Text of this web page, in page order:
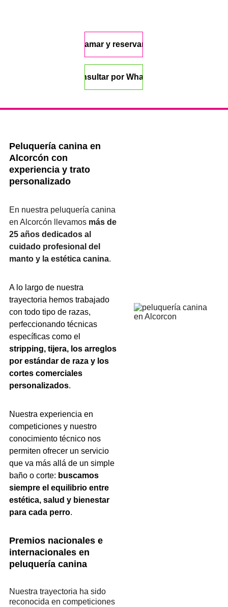
📞 Llamar y reservar cita
💬 Consultar por WhatsApp
Peluquería canina en
Alcorcón con
experiencia y trato
personalizado
En nuestra peluquería canina
en Alcorcón llevamos más de
25 años dedicados al
cuidado profesional del
manto y la estética canina.
A lo largo de nuestra
trayectoria hemos trabajado
con todo tipo de razas,
perfeccionando técnicas
específicas como el
stripping, tijera, los arreglos
por estándar de raza y los
cortes comerciales
personalizados.
Nuestra experiencia en
competiciones y nuestro
conocimiento técnico nos
permiten ofrecer un servicio
que va más allá de un simple
baño o corte: buscamos
siempre el equilibrio entre
estética, salud y bienestar
para cada perro.
Premios nacionales e
internacionales en
peluquería canina
Nuestra trayectoria ha sido
reconocida en competiciones